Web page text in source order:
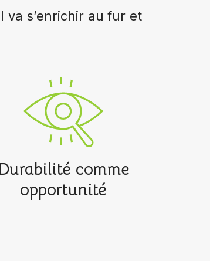
va s’enrichir au fur et
comme
opportunité